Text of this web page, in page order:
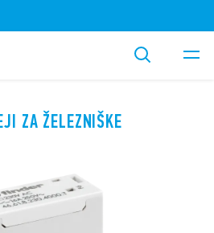
ZA ŽELEZNIŠKE